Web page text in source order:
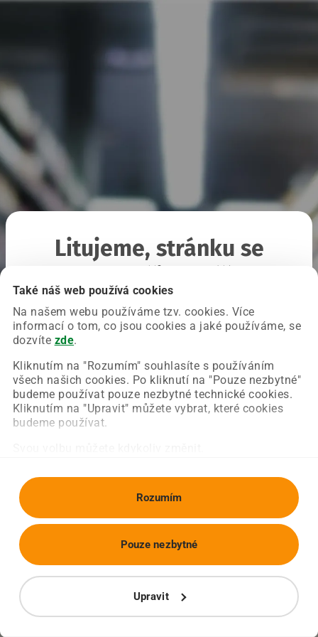
Také náš web používá cookies
Na našem webu používáme tzv. cookies. Více
informací o tom, co jsou cookies a jaké používáme, se
dozvíte zde.
Kliknutím na "Rozumím" souhlasíte s používáním
všech našich cookies. Po kliknutí na "Pouze nezbytné"
budeme používat pouze nezbytné technické cookies.
Kliknutím na "Upravit" můžete vybrat, které cookies
budeme používat.
Rozumím
Upravit
Pouze nezbytné
Litujeme, stránku se
Chyba nastala na naší straně a už ji opravujeme.
Zkuste prosím znovu načíst požadovanou stránku.
Obnovit stránku Úvodní strana